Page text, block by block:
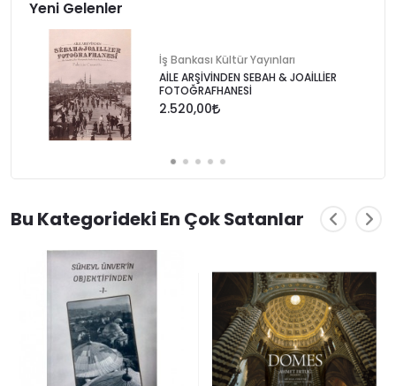
Yeni Gelenler
İş Bankası Kültür Yayınları
AİLE ARŞİVİNDEN SEBAH & JOAİLLİER
FOTOĞRAFHANESİ
2.520,00
Bu Kategorideki En Çok Satanlar